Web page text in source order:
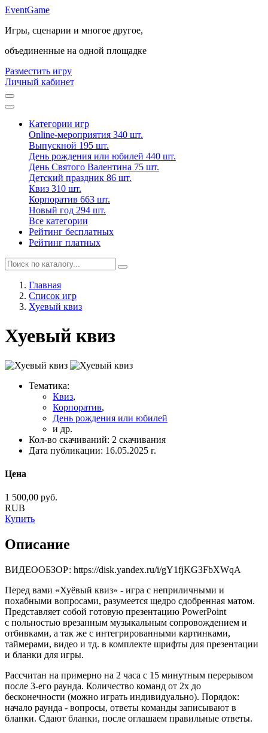
EventGame
Игры, сценарии и многое другое,
объединенные на одной площадке
Разместить игру
Личный кабинет
Категории игр
Online-мероприятия 340 шт.
Выпускной 195 шт.
День рождения или юбилей 440 шт.
День Святого Валентина 75 шт.
Детский праздник 86 шт.
Квиз 310 шт.
Корпоратив 663 шт.
Новый год 294 шт.
Все категории
Рейтинг бесплатных
Рейтинг платных
Главная
Список игр
Хуевый квиз
Хуевый квиз
Тематика:
Квиз,
Корпоратив,
День рождения или юбилей
и др.
Кол-во скачиваний: 2 скачивания
Дата публикации: 16.05.2025 г.
Цена
1 500,00 руб.
RUB
Купить
Описание
ВИДЕООБЗОР: https://disk.yandex.ru/i/gY1fjKG3FbXWqA
Перед вами «Хуёвый квиз» - игра с неприличными и
похабными вопросами, разумеется щедро сдобренная матом.
Представляет собой готовую презентацию PowerPoint
с польностью врезанным музыкальным сопровождением и
отбивками, а так же с интегрированными картинками,
таймерами, видео и тд. в комплекте шрифты для презентации
и бланки для игры.
Рассчитан на примерно на 2 часа с 15 минутным перерывом
после 3-его раунда. Количество команд от 2х до
бесконечности (можно играть индивидуально). Порядок:
начало раунда - вопросы, ответы команды записывают в
бланки. Сдают бланки, после оглашаем правильные ответы.